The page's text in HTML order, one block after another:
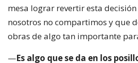
mesa lograr revertir esta
nosotros no compartimos y que
obras de algo tan importante
—Es algo que se da en los